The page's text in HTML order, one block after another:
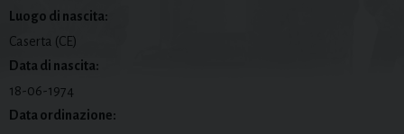
Luogo di nascita:
Caserta (CE)
Data di nascita:
18-06-1974
Data ordinazione: